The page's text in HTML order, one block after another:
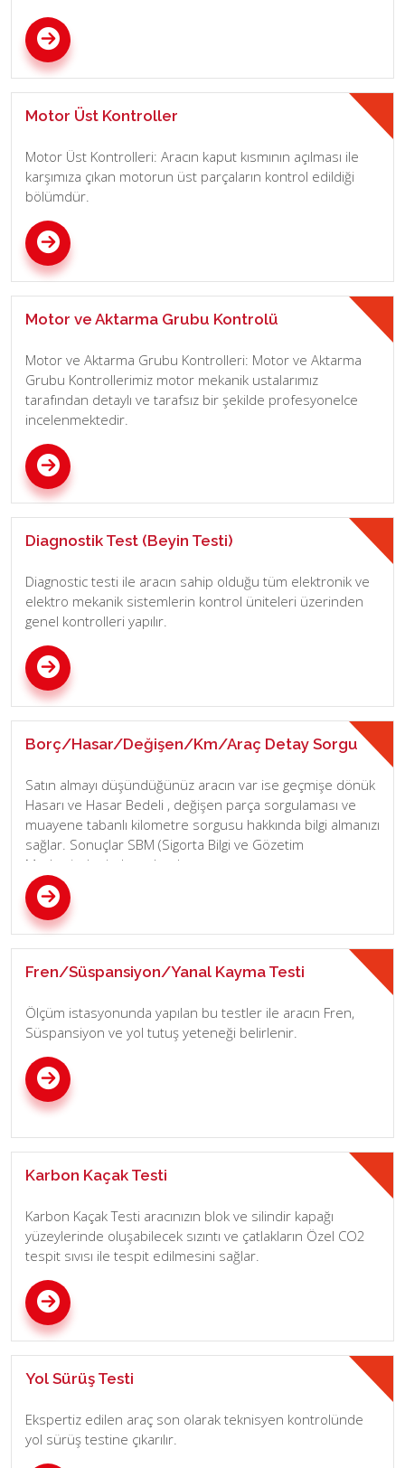
Motor Üst Kontroller
Motor Üst Kontrolleri: Aracın kaput kısmının açılması ile
karşımıza çıkan motorun üst parçaların kontrol edildiği
bölümdür.
Motor ve Aktarma Grubu Kontrolü
Motor ve Aktarma Grubu Kontrolleri: Motor ve Aktarma
Grubu Kontrollerimiz motor mekanik ustalarımız
tarafından detaylı ve tarafsız bir şekilde profesyonelce
incelenmektedir.
Diagnostik Test (Beyin Testi)
Diagnostic testi ile aracın sahip olduğu tüm elektronik ve
elektro mekanik sistemlerin kontrol üniteleri üzerinden
genel kontrolleri yapılır.
Borç/Hasar/Değişen/Km/Araç Detay Sorgu
Satın almayı düşündüğünüz aracın var ise geçmişe dönük
Hasarı ve Hasar Bedeli , değişen parça sorgulaması ve
muayene tabanlı kilometre sorgusu hakkında bilgi almanızı
sağlar. Sonuçlar SBM (Sigorta Bilgi ve Gözetim
Merkezinden) alınmaktadır.
Fren/Süspansiyon/Yanal Kayma Testi
Ölçüm istasyonunda yapılan bu testler ile aracın Fren,
Süspansiyon ve yol tutuş yeteneği belirlenir.
Karbon Kaçak Testi
Karbon Kaçak Testi aracınızın blok ve silindir kapağı
yüzeylerinde oluşabilecek sızıntı ve çatlakların Özel CO2
tespit sıvısı ile tespit edilmesini sağlar.
Yol Sürüş Testi
Ekspertiz edilen araç son olarak teknisyen kontrolünde
yol sürüş testine çıkarılır.